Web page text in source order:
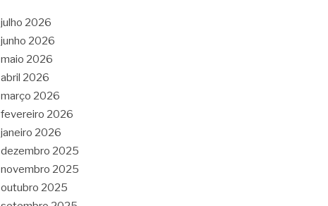
julho 2026
junho 2026
maio 2026
abril 2026
março 2026
fevereiro 2026
janeiro 2026
dezembro 2025
novembro 2025
outubro 2025